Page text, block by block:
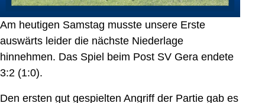
Am heutigen Samstag musste unsere Erste
auswärts leider die nächste Niederlage
hinnehmen. Das Spiel beim Post SV Gera endete
3:2 (1:0).
Den ersten gut gespielten Angriff der Partie gab es